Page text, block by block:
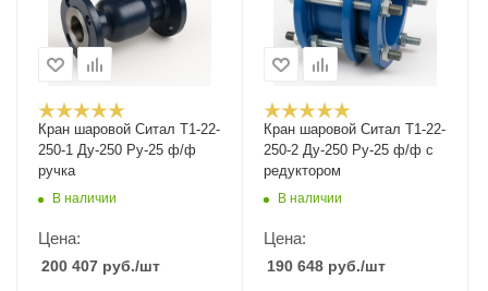
Кран шаровой Cитал T1-22-
250-1 Ду-250 Ру-25 ф/ф
ручка
В наличии
Цена:
200 407 руб./шт
Кран шаровой Cитал T1-22-
250-2 Ду-250 Ру-25 ф/ф с
редуктором
В наличии
Цена:
190 648 руб./шт